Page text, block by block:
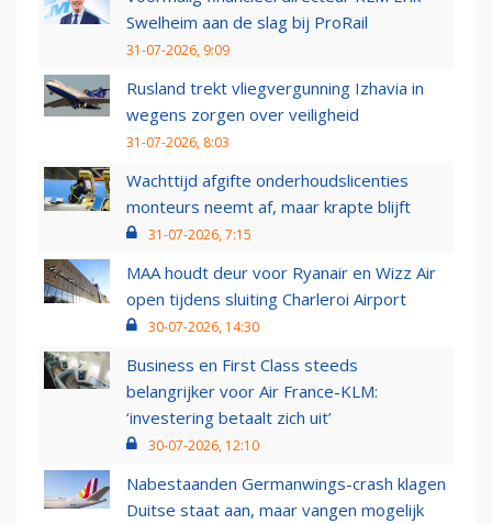
Swelheim aan de slag bij ProRail
31-07-2026, 9:09
Rusland trekt vliegvergunning Izhavia in
wegens zorgen over veiligheid
31-07-2026, 8:03
Wachttijd afgifte onderhoudslicenties
monteurs neemt af, maar krapte blijft
31-07-2026, 7:15
MAA houdt deur voor Ryanair en Wizz Air
open tijdens sluiting Charleroi Airport
30-07-2026, 14:30
Business en First Class steeds
belangrijker voor Air France-KLM:
‘investering betaalt zich uit’
30-07-2026, 12:10
Nabestaanden Germanwings-crash klagen
Duitse staat aan, maar vangen mogelijk